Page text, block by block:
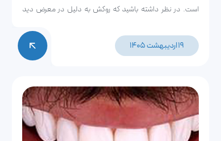
است. در نظر داشته باشید که روکش به دلیل در معرض دید
همچنین تاثیر فراوان در لبخند زدن، دارای اهمیت بالایی است.
19 اردیبهشت 1405